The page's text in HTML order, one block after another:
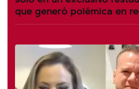
que generó polémica en